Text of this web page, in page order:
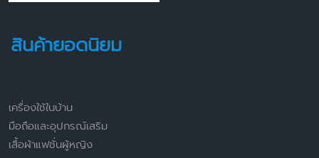
สินค้ายอดนิยม
เครื่องใช้ในบ้าน
มือถือและอุปกรณ์เสริม
เสื้อผ้าแฟชั่นผู้หญิง